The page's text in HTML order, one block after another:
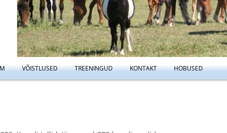
Liigu
VÕISTLUSED TREENINGUD KONTAKT HOBUSED